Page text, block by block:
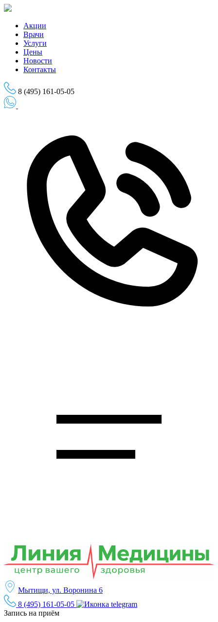
Skip
content
Акции
Врачи
Услуги
Цены
Новости
Контакты
8 (495) 161-05-05
Мытищи, ул. Воронина 6
8 (495) 161-05-05
Запись на приём